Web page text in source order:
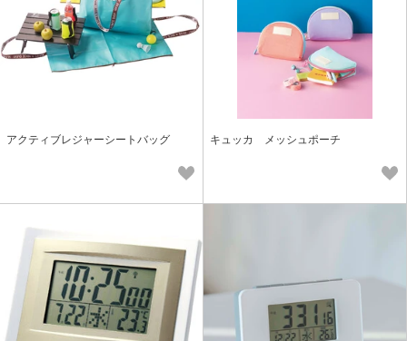
アクティブレジャーシートバッグ キュッカ メッシュポーチ